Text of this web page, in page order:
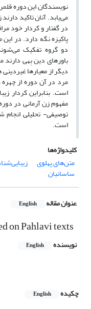
نویسندگان این دوره
می‌یابد. آنان تاکید
در گفتار و کردار خود
پاکیزه نگه دارد. در
دو گروه تفکیک
باورهای دین بِهی دارند
دیگر از معیارها
مرد در آن دوره از
است. بنابراین کردار
مفهوم زن آرمانی در
توصیفی- تحلیلی انجام
است.
کلیدواژه‌ها
متن‌های پهلوی
‌ساسانیان
عنوان مقاله English
on Pahlavi texts
نویسنده English
چکیده
English